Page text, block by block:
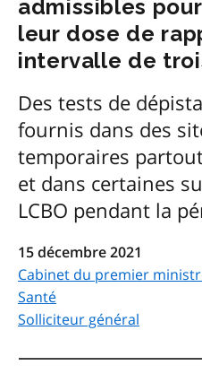
admissibles
leur dose de
intervalle de
Des tests de
fournis dans des
temporaires
et dans certaines
LCBO pendant la
15 décembre 2021
Cabinet du premier
Santé
Solliciteur général